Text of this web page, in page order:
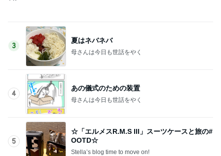
5
☆「エルメスR.M.S III」スーツケースと旅の#
OOTD☆
Stella’s blog time to move on!
このジャンルの記事をもっと見る
次世代掃除機がやってきた！！
Amebaトピックス 12時間前